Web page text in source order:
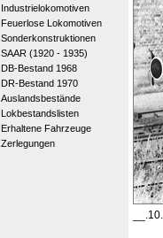
Industrielokomotiven
Feuerlose Lokomotiven
Sonderkonstruktionen
SAAR (1920 - 1935)
DB-Bestand 1968
DR-Bestand 1970
Auslandsbestände
Lokbestandslisten
Erhaltene Fahrzeuge
Zerlegungen